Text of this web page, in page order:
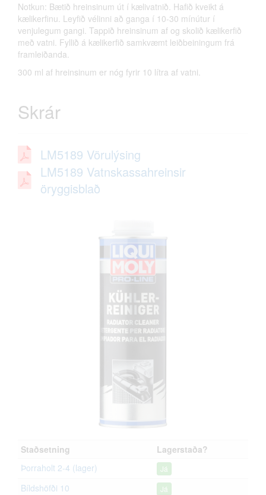
Notkun: Bætið hreinsinum út í kælivatnið. Hafið kveikt á
kælikerfinu. Leyfið vélinni að ganga í 10-30 mínútur í
venjulegum gangi. Tappið hreinsinum af og skolið kælikerfið
með vatni. Fyllið á kælikerfið samkvæmt leiðbeiningum frá
framleiðanda.
300 ml af hreinsinum er nóg fyrir 10 lítra af vatni.
Skrár
LM5189 Vörulýsing
LM5189 Vatnskassahreinsir
öryggisblað
Staðsetning
Lagerstaða?
Þorraholt 2-4 (lager)
Já
Bíldshöfði 10 Já